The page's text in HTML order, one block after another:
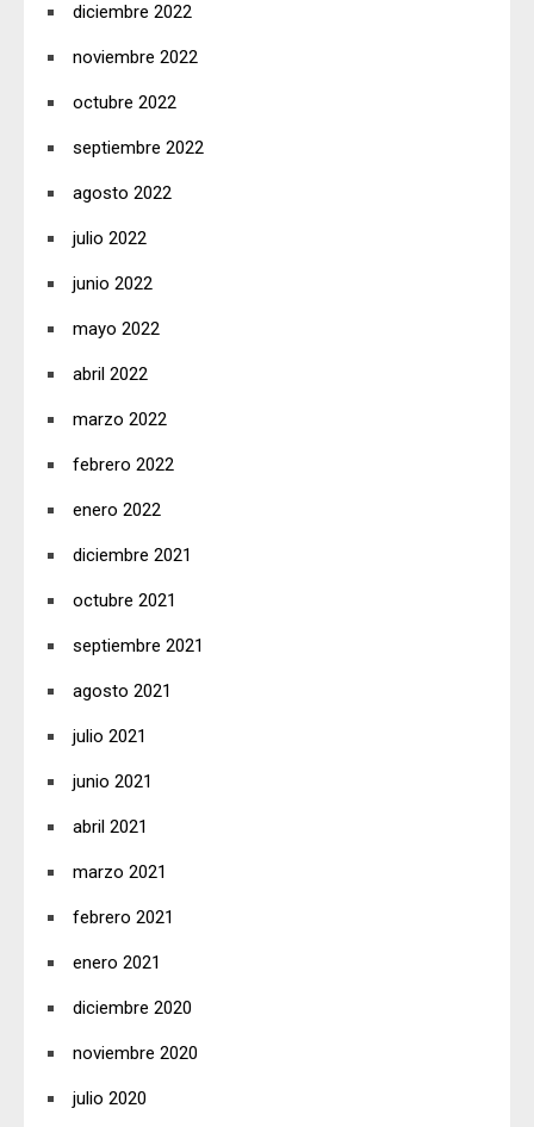
diciembre 2022
noviembre 2022
octubre 2022
septiembre 2022
agosto 2022
julio 2022
junio 2022
mayo 2022
abril 2022
marzo 2022
febrero 2022
enero 2022
diciembre 2021
octubre 2021
septiembre 2021
agosto 2021
julio 2021
junio 2021
abril 2021
marzo 2021
febrero 2021
enero 2021
diciembre 2020
noviembre 2020
julio 2020